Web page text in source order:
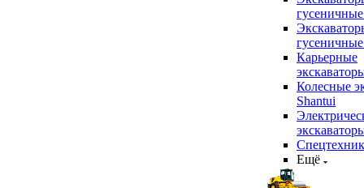
Карьерные
Колесные
Shantui
Ещё